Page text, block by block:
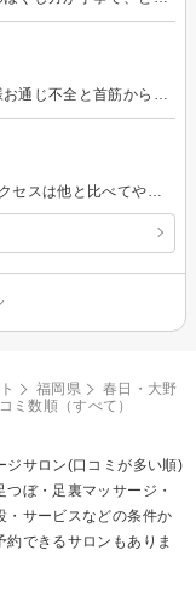
福岡県
春日・大野
ミ数順（すべて）
ジサロン(口コミが多い順)
ぼ・足裏マッサージ・
・サービスなどの条件か
できるサロンもありま